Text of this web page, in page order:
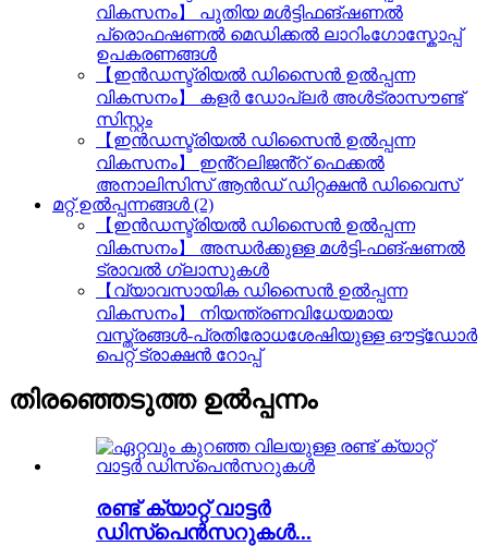
വികസനം】 പുതിയ മൾട്ടിഫങ്ഷണൽ
പ്രൊഫഷണൽ മെഡിക്കൽ ലാറിംഗോസ്കോപ്പ്
ഉപകരണങ്ങൾ
【ഇൻഡസ്ട്രിയൽ ഡിസൈൻ ഉൽപ്പന്ന
വികസനം】 കളർ ഡോപ്ലർ അൾട്രാസൗണ്ട്
സിസ്റ്റം
【ഇൻഡസ്ട്രിയൽ ഡിസൈൻ ഉൽപ്പന്ന
വികസനം】 ഇൻ്റലിജൻ്റ് ഫെക്കൽ
അനാലിസിസ് ആൻഡ് ഡിറ്റക്ഷൻ ഡിവൈസ്
മറ്റ് ഉൽപ്പന്നങ്ങൾ (2)
【ഇൻഡസ്ട്രിയൽ ഡിസൈൻ ഉൽപ്പന്ന
വികസനം】 അന്ധർക്കുള്ള മൾട്ടി-ഫങ്ഷണൽ
ട്രാവൽ ഗ്ലാസുകൾ
【വ്യാവസായിക ഡിസൈൻ ഉൽപ്പന്ന
വികസനം】 നിയന്ത്രണവിധേയമായ
വസ്ത്രങ്ങൾ-പ്രതിരോധശേഷിയുള്ള ഔട്ട്ഡോർ
പെറ്റ് ട്രാക്ഷൻ റോപ്പ്
തിരഞ്ഞെടുത്ത ഉൽപ്പന്നം
രണ്ട് ക്യാറ്റ് വാട്ടർ
ഡിസ്പെൻസറുകൾ...